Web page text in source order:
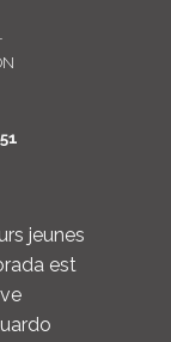
jeunes
est